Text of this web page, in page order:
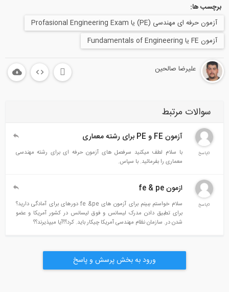
برچسب ها:
آزمون حرفه ای مهندسی (PE) یا Profasional Engineering Exam
آزمون FE یا Fundamentals of Engineering
علیرضا صالحین
سوالات مرتبط
آزمون FE و PE برای رشته معماری
با سلام لطف میکنید سرفصل های آزمون حرفه ای برای رشته مهندسی
معماری را بفرمائید. با سپاس.
ازمون fe & pe
سلام خواستم ببینم برای آزمون های fe &pe دورهای برای آمادگی دارید؟
برای تطبیق دادن مدرک لیسانس و فوق لیسانس در کشور آمریکا و عضو
شدن در. سازمان نظام مهندسی آمریکا چیکار باید. کرد؟؟آیا میپذیرند؟؟
ورود به بخش پرسش و پاسخ